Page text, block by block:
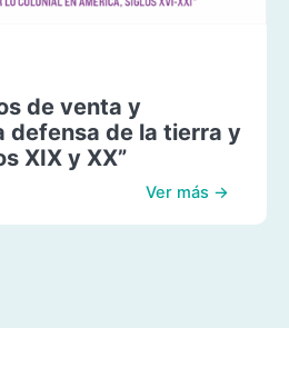
de venta y
defensa de la tierra y
XIX y XX”
Ver más →